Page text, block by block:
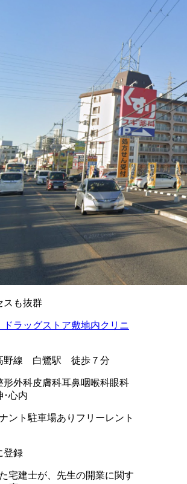
スも抜群
ドラッグストア敷地内クリニ
野線 白鷺駅 徒歩７分
形外科皮膚科耳鼻咽喉科眼科
･心内
ント 駐車場あり フリーレント
登録
宅建士が、 先生の開業に関す